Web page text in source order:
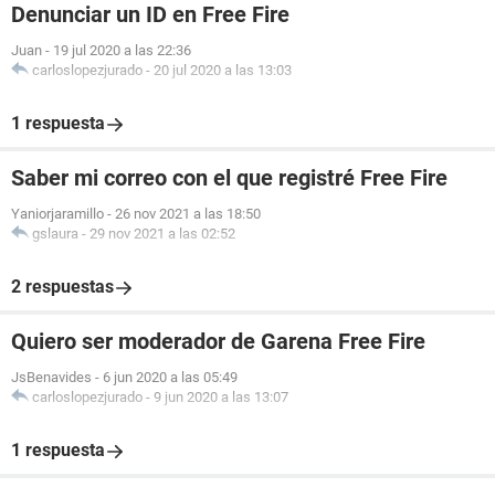
Denunciar un ID en Free Fire
Juan - 19 jul 2020 a las 22:36
carloslopezjurado - 20 jul 2020 a las 13:03
1 respuesta
Saber mi correo con el que registré Free Fire
Yaniorjaramillo - 26 nov 2021 a las 18:50
gslaura - 29 nov 2021 a las 02:52
2 respuestas
Quiero ser moderador de Garena Free Fire
JsBenavides - 6 jun 2020 a las 05:49
carloslopezjurado - 9 jun 2020 a las 13:07
1 respuesta